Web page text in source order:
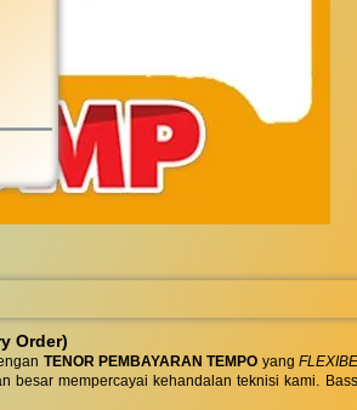
Order)
TENOR PEMBAYARAN TEMPO yang
mempercayai kehandalan teknisi kami.